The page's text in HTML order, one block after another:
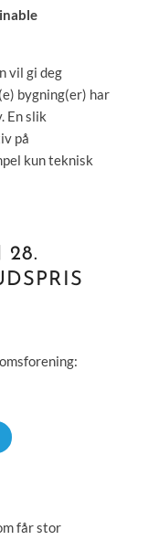
vil gi deg
bygning(er) har
En slik
på
kun teknisk
28.
får stor